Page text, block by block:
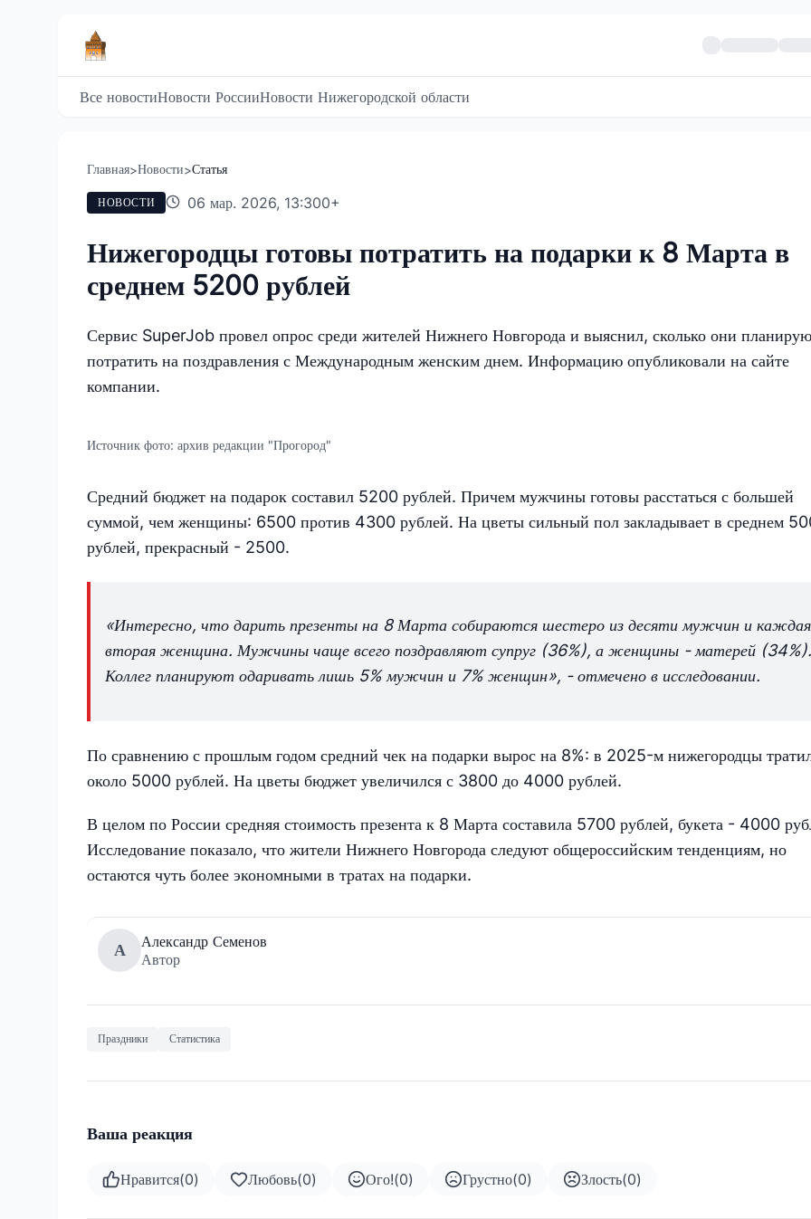
Все новостиНовости РоссииНовости Нижегородской области
Главная>Новости>Статья
НОВОСТИ 06 мар. 2026, 13:300+
Нижегородцы готовы потратить на подарки к 8 Марта в
среднем 5200 рублей
Сервис SuperJob провел опрос среди жителей Нижнего Новгорода и выяснил, сколько они
потратить на поздравления с Международным женским днем. Информацию опубликовали на сайте
компании.
Источник фото: архив редакции "Прогород"
Средний бюджет на подарок составил 5200 рублей. Причем мужчины готовы расстаться с большей
суммой, чем женщины: 6500 против 4300 рублей. На цветы сильный пол закладывает в среднем
рублей, прекрасный - 2500.
«Интересно, что дарить презенты на 8 Марта собираются шестеро из десяти мужчин и каждая
вторая женщина. Мужчины чаще всего поздравляют супруг (36%), а женщины - матерей (34%).
Коллег планируют одаривать лишь 5% мужчин и 7% женщин», - отмечено в исследовании.
По сравнению с прошлым годом средний чек на подарки вырос на 8%: в 2025-м нижегородцы
около 5000 рублей. На цветы бюджет увеличился с 3800 до 4000 рублей.
В целом по России средняя стоимость презента к 8 Марта составила 5700 рублей, букета - 4000
Исследование показало, что жители Нижнего Новгорода следуют общероссийским тенденциям, но
остаются чуть более экономными в тратах на подарки.
А
Александр Семенов
Автор
Праздники Статистика
Ваша реакция
Нравится(0) Любовь(0) Ого!(0) Грустно(0) Злость(0)